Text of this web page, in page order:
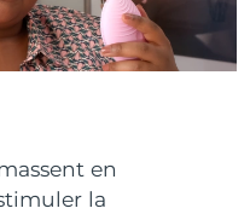
en
la